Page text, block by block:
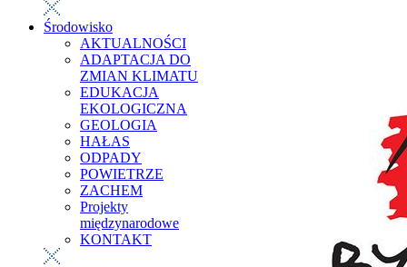
Środowisko
AKTUALNOŚCI
ADAPTACJA DO
ZMIAN KLIMATU
EDUKACJA
EKOLOGICZNA
GEOLOGIA
HAŁAS
ODPADY
POWIETRZE
ZACHEM
Projekty
międzynarodowe
KONTAKT